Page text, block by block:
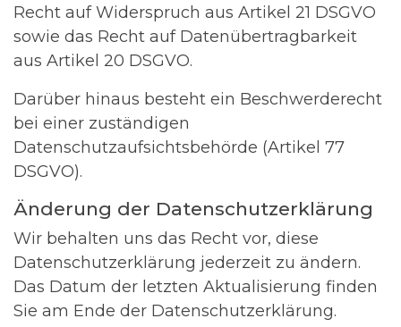
Recht auf Widerspruch aus Artikel 21 DSGVO
sowie das Recht auf Datenübertragbarkeit
aus Artikel 20 DSGVO.
Darüber hinaus besteht ein Beschwerderecht
bei einer zuständigen
Datenschutzaufsichtsbehörde (Artikel 77
DSGVO).
Änderung der Datenschutzerklärung
Wir behalten uns das Recht vor, diese
Datenschutzerklärung jederzeit zu ändern.
Das Datum der letzten Aktualisierung finden
Sie am Ende der Datenschutzerklärung.